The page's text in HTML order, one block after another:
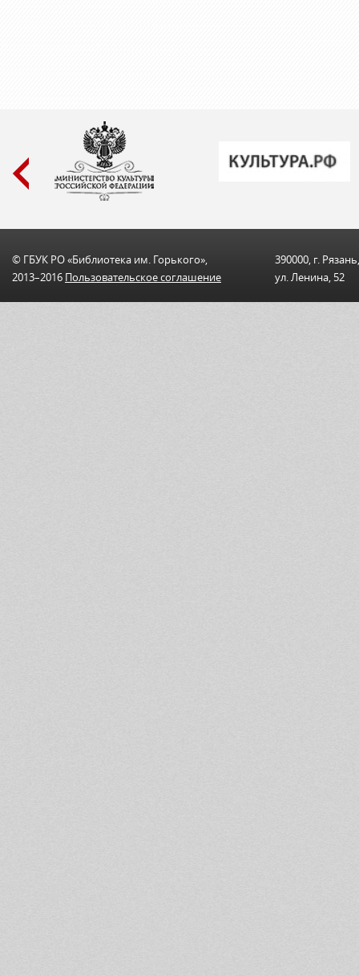
© ГБУК РО «Библиотека им. Горького»,
2013–2016 Пользовательскоe соглашениe
390000, г. Рязань,
ул. Ленина, 52